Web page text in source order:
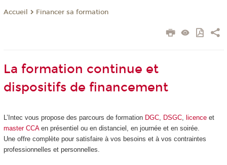
Accueil Financer sa formation
La formation continue et
dispositifs de financement
L’Intec vous propose des parcours de formation DGC, DSGC, licence et
master CCAen présentiel ou en distanciel, en journée et en soirée.
Une offre complète pour satisfaire à vos besoins et à vos contraintes
professionnelles et personnelles.